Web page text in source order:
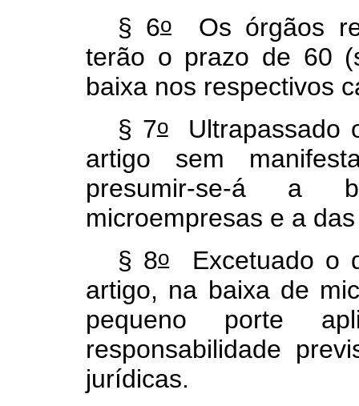
§ 6o
Os órgãos
terão o prazo de 60
baixa nos respectivos
§ 7oUltrapassado
artigo sem
presumir-se-á a
microempresas e a
§ 8oExcetuado o
artigo, na baixa de
pequeno porte
responsabilidade
jurídicas.